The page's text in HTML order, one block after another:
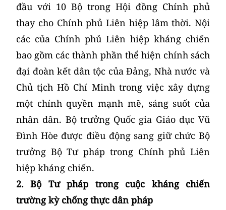
đầu với 10 Bộ trong Hội đồng Chính phủ
thay cho Chính phủ Liên hiệp lâm thời. Nội
các của Chính phủ Liên hiệp kháng chiến
bao gồm các thành phần thể hiện chính sách
đại đoàn kết dân tộc của Đảng, Nhà nước và
Chủ tịch Hồ Chí Minh trong việc xây dựng
một chính quyền mạnh mẽ, sáng suốt của
nhân dân. Bộ trưởng Quốc gia Giáo dục Vũ
Đình Hòe được điều động sang giữ chức Bộ
trưởng Bộ Tư pháp trong Chính phủ Liên
hiệp kháng chiến.
2. Bộ Tư pháp trong cuộc kháng chiến
trường kỳ chống thực dân pháp